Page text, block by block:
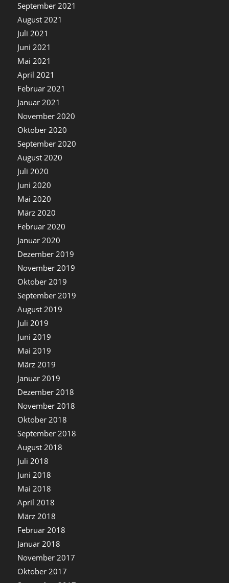
September 2021
August 2021
Juli 2021
Juni 2021
Mai 2021
April 2021
Februar 2021
Januar 2021
November 2020
Oktober 2020
September 2020
August 2020
Juli 2020
Juni 2020
Mai 2020
März 2020
Februar 2020
Januar 2020
Dezember 2019
November 2019
Oktober 2019
September 2019
August 2019
Juli 2019
Juni 2019
Mai 2019
März 2019
Januar 2019
Dezember 2018
November 2018
Oktober 2018
September 2018
August 2018
Juli 2018
Juni 2018
Mai 2018
April 2018
März 2018
Februar 2018
Januar 2018
November 2017
Oktober 2017